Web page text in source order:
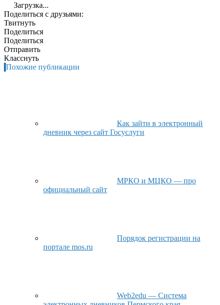
Загрузка...
Поделиться с друзьями:
Твитнуть
Поделиться
Поделиться
Отправить
Класснуть
Похожие публикации
Как зайти в электронный
дневник через сайт Госуслуги
МРКО и МЦКО — про
официальный сайт
Порядок регистрации на
портале mos.ru
Web2edu — Система